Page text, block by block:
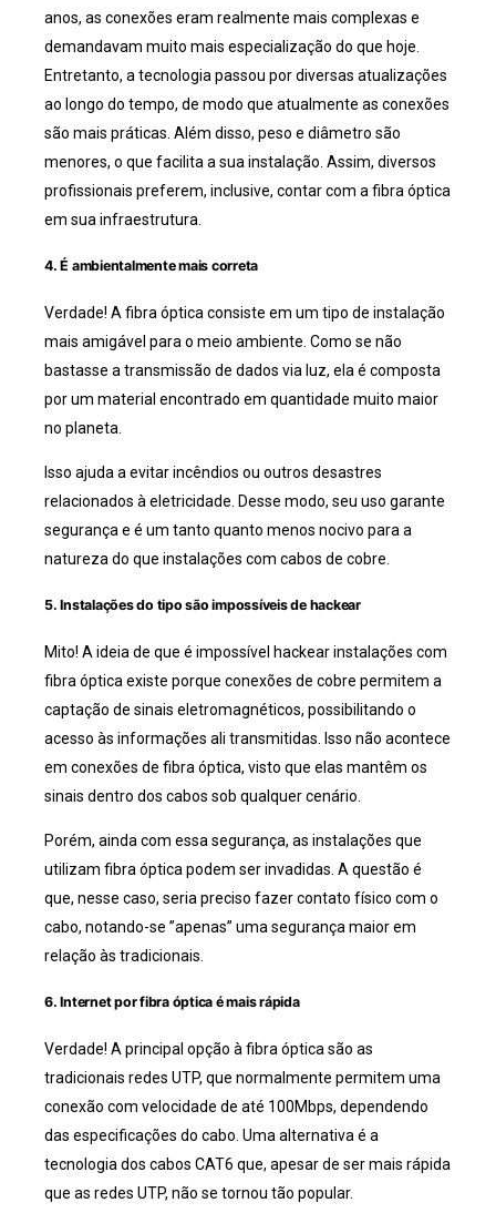
anos, as conexões eram realmente mais complexas e
demandavam muito mais especialização do que hoje.
Entretanto, a tecnologia passou por diversas atualizações
ao longo do tempo, de modo que atualmente as conexões
são mais práticas. Além disso, peso e diâmetro são
menores, o que facilita a sua instalação. Assim, diversos
profissionais preferem, inclusive, contar com a fibra óptica
em sua infraestrutura.
4. É ambientalmente mais correta
Verdade! A fibra óptica consiste em um tipo de instalação
mais amigável para o meio ambiente. Como se não
bastasse a transmissão de dados via luz, ela é composta
por um material encontrado em quantidade muito maior
no planeta.
Isso ajuda a evitar incêndios ou outros desastres
relacionados à eletricidade. Desse modo, seu uso garante
segurança e é um tanto quanto menos nocivo para a
natureza do que instalações com cabos de cobre.
5. Instalações do tipo são impossíveis de hackear
Mito! A ideia de que é impossível hackear instalações com
fibra óptica existe porque conexões de cobre permitem a
captação de sinais eletromagnéticos, possibilitando o
acesso às informações ali transmitidas. Isso não acontece
em conexões de fibra óptica, visto que elas mantêm os
sinais dentro dos cabos sob qualquer cenário.
Porém, ainda com essa segurança, as instalações que
utilizam fibra óptica podem ser invadidas. A questão é
que, nesse caso, seria preciso fazer contato físico com o
cabo, notando-se ”apenas” uma segurança maior em
relação às tradicionais.
6. Internet por fibra óptica é mais rápida
Verdade! A principal opção à fibra óptica são as
tradicionais redes UTP, que normalmente permitem uma
conexão com velocidade de até 100Mbps, dependendo
das especificações do cabo. Uma alternativa é a
tecnologia dos cabos CAT6 que, apesar de ser mais rápida
que as redes UTP, não se tornou tão popular.